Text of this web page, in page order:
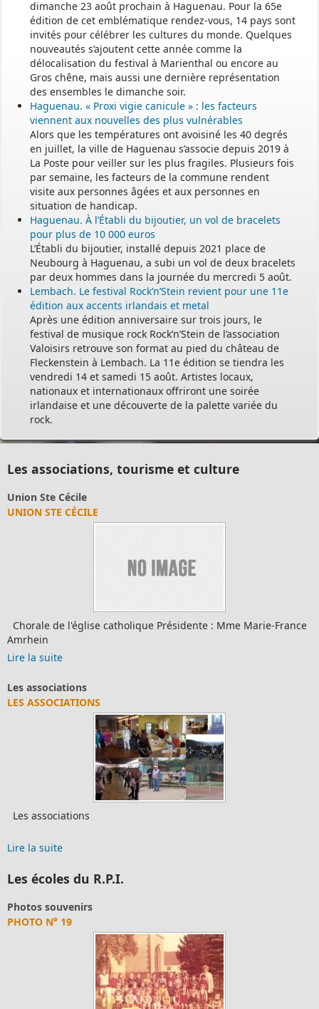
dimanche 23 août prochain à Haguenau. Pour la 65e
édition de cet emblématique rendez-vous, 14 pays sont
invités pour célébrer les cultures du monde. Quelques
nouveautés s’ajoutent cette année comme la
délocalisation du festival à Marienthal ou encore au
Gros chêne, mais aussi une dernière représentation
des ensembles le dimanche soir.
Haguenau. « Proxi vigie canicule » : les facteurs
viennent aux nouvelles des plus vulnérables
Alors que les températures ont avoisiné les 40 degrés
en juillet, la ville de Haguenau s’associe depuis 2019 à
La Poste pour veiller sur les plus fragiles. Plusieurs fois
par semaine, les facteurs de la commune rendent
visite aux personnes âgées et aux personnes en
situation de handicap.
Haguenau. À l’Établi du bijoutier, un vol de bracelets
pour plus de 10 000 euros
L’Établi du bijoutier, installé depuis 2021 place de
Neubourg à Haguenau, a subi un vol de deux bracelets
par deux hommes dans la journée du mercredi 5 août.
Lembach. Le festival Rock’n’Stein revient pour une 11e
édition aux accents irlandais et metal
Après une édition anniversaire sur trois jours, le
festival de musique rock Rock’n’Stein de l’association
Valoisirs retrouve son format au pied du château de
Fleckenstein à Lembach. La 11e édition se tiendra les
vendredi 14 et samedi 15 août. Artistes locaux,
nationaux et internationaux offriront une soirée
irlandaise et une découverte de la palette variée du
rock.
Les associations, tourisme et culture
Union Ste Cécile
UNION STE CÉCILE
Chorale de l'église catholique Présidente : Mme Marie-France
Amrhein
Lire la suite
Les associations
LES ASSOCIATIONS
Les associations
Lire la suite
Les écoles du R.P.I.
Photos souvenirs
PHOTO N° 19